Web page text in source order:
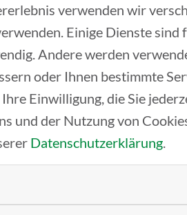
wissen,
ein
legten
verwenden wir
Einige Dienste
Andere werden
oder Ihnen bestimmte
Einwilligung, die Sie
und der Nutzung von
Datenschutzerklärung